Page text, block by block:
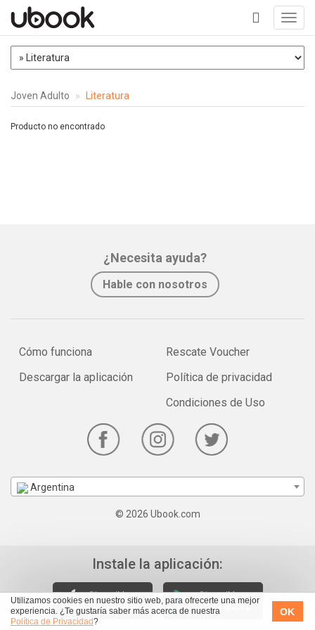
Utilizamos cookies en nuestro sitio web, para ofrecerte una mejor
experiencia. ¿Te gustaría saber más acerca de nuestra
Política de Privacidad?
OK
+
Joven Adulto Literatura
Producto no encontrado
¿Necesita ayuda?
Hable con nosotros
Cómo funciona
Descargar la aplicación
Rescate Voucher
Política de privacidad
Condiciones de Uso
Argentina
© 2026 Ubook.com
Instale la aplicación: